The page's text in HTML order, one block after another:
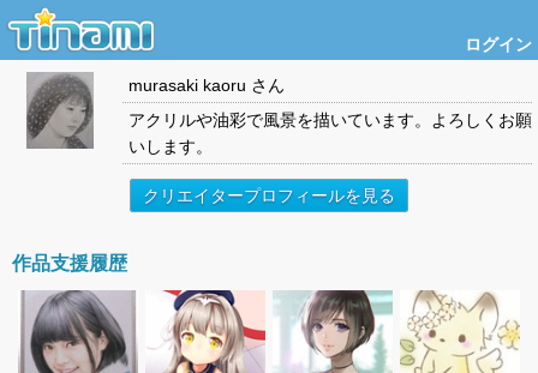
ログイン
murasaki kaoru さん
アクリルや油彩で風景を描いています。よろしくお願
いします。
クリエイタープロフィールを見る
作品支援履歴